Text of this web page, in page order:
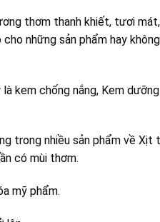
thơm thanh khiết, tươi
những sản phẩm hay
kem chống nắng, Kem
trong nhiều sản phẩm về Xịt
có mùi thơm.
mỹ phẩm.